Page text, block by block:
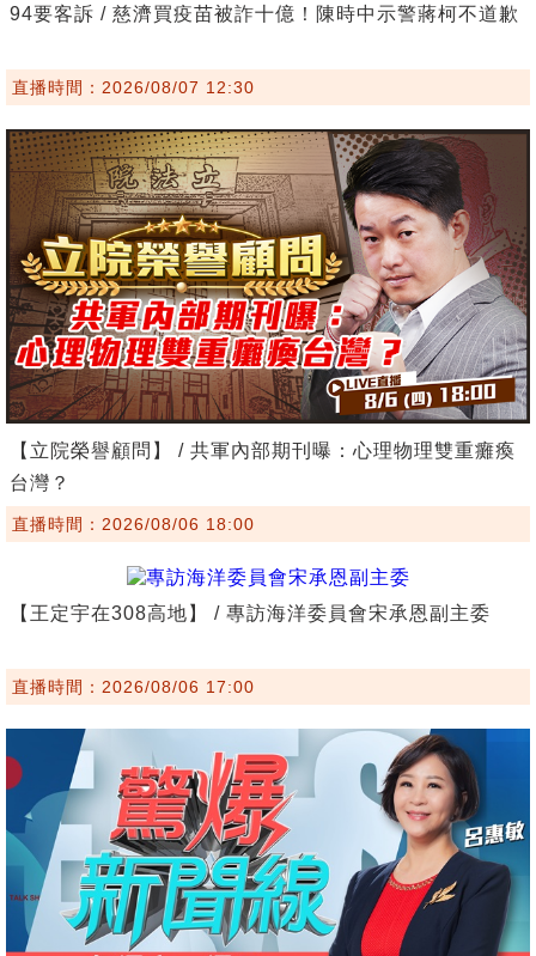
94要客訴 / 慈濟買疫苗被詐十億！陳時中示警蔣柯不道歉
直播時間：2026/08/07 12:30
【立院榮譽顧問】 / 共軍內部期刊曝：心理物理雙重癱瘓
台灣？
直播時間：2026/08/06 18:00
【王定宇在308高地】 / 專訪海洋委員會宋承恩副主委
直播時間：2026/08/06 17:00